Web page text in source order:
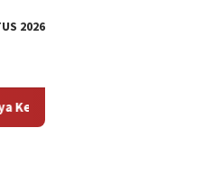
2026
Kesayangannya